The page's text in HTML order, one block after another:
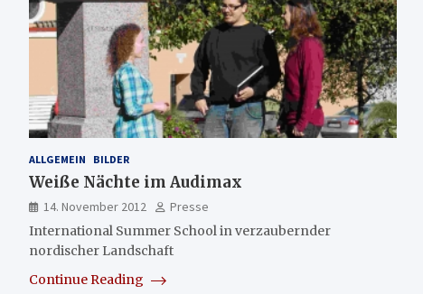
ALLGEMEIN BILDER
Weiße Nächte im Audimax
14. November 2012
Presse
International Summer School in verzaubernder
nordischer Landschaft
Continue Reading